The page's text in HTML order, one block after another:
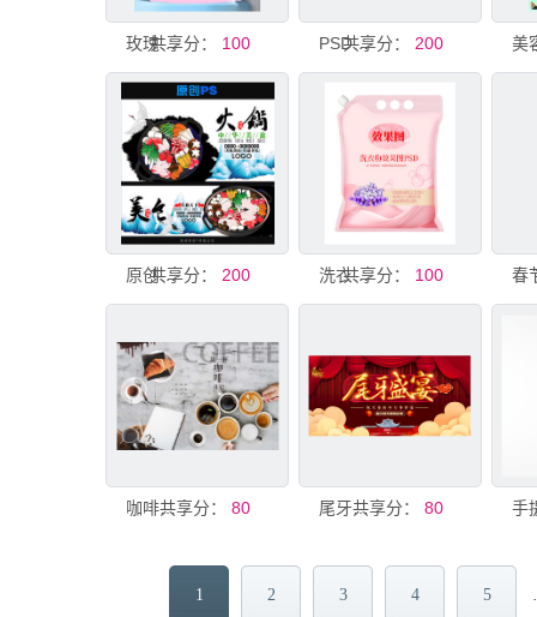
玫瑰主题洗衣液模版PSD
共享分： 100 PSD分层美食菜单模板
共享分： 200
原创火锅美食PSD素材
共享分： 200 洗衣粉效果图袋PSD展示
共享分： 100
咖啡背景墙PSD模板
共享分： 80 尾牙盛宴PSD海报素材年会海报
共享分： 80
1 2 3 4 5